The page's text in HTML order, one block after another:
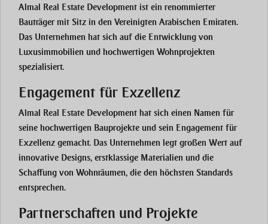
Almal Real Estate Development ist ein renommierter
Bauträger mit Sitz in den Vereinigten Arabischen Emiraten.
Das Unternehmen hat sich auf die Entwicklung von
Luxusimmobilien und hochwertigen Wohnprojekten
spezialisiert.
Engagement für Exzellenz
Almal Real Estate Development hat sich einen Namen für
seine hochwertigen Bauprojekte und sein Engagement für
Exzellenz gemacht. Das Unternehmen legt großen Wert auf
innovative Designs, erstklassige Materialien und die
Schaffung von Wohnräumen, die den höchsten Standards
entsprechen​​.
Partnerschaften und Projekte